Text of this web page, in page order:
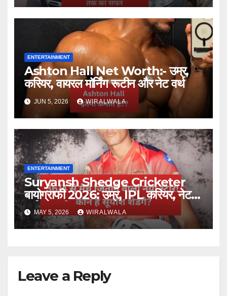
ENTERTAINMENT
Ashton Hall Net Worth:- उम्र,
करियर, वायरल मॉर्निंग रूटीन और नेट वर्थ
JUN 5, 2026 WIRALWALA
ENTERTAINMENT
Suryansh Shedge Cricketer
बायोग्राफी 2026: उम्र, IPL करियर, नेट
वर्थ और परिवार
MAY 5, 2026 WIRALWALA
Leave a Reply